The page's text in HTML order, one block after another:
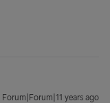
Forum|Forum|11 years ago